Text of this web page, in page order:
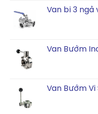
Van bi 3 ngả
Van Bướm
Van Bướm Vi